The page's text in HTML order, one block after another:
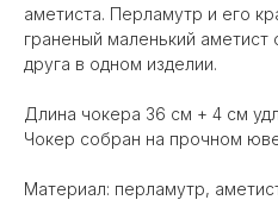
аметиста. Перламутр и его
граненый маленький аметист
друга в одном изделии.
Длина чокера 36 см + 4 см
Чокер собран на прочном
Материал: перламутр,